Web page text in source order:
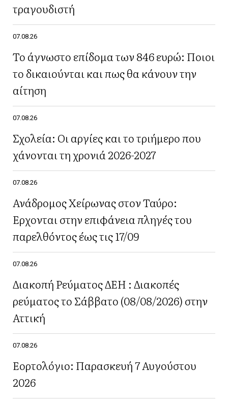
τραγουδιστή
07.08.26
Το άγνωστο επίδομα των 846 ευρώ: Ποιοι
το δικαιούνται και πως θα κάνουν την
αίτηση
07.08.26
Σχολεία: Οι αργίες και το τριήμερο που
χάνονται τη χρονιά 2026-2027
07.08.26
Ανάδρομος Χείρωνας στον Ταύρο:
Έρχονται στην επιφάνεια πληγές του
παρελθόντος έως τις 17/09
07.08.26
Διακοπή Ρεύματος ΔΕΗ : Διακοπές
ρεύματος το Σάββατο (08/08/2026) στην
Αττική
07.08.26
Εορτολόγιο: Παρασκευή 7 Αυγούστου
2026